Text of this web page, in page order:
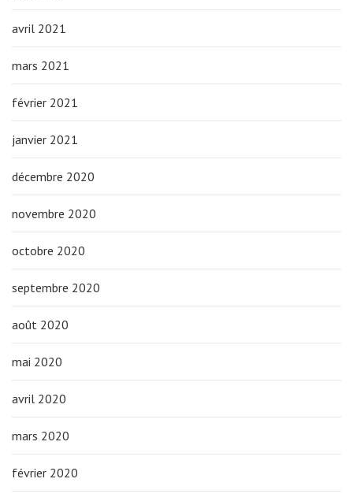
avril 2021
mars 2021
février 2021
janvier 2021
décembre 2020
novembre 2020
octobre 2020
septembre 2020
août 2020
mai 2020
avril 2020
mars 2020
février 2020